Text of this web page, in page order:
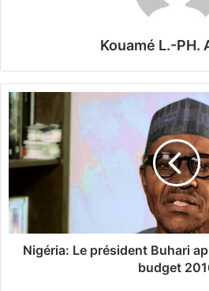
Kouamé L.-PH.
N
i
g
é
r
a
:
L
Nigéria: Le président Buhari
budget